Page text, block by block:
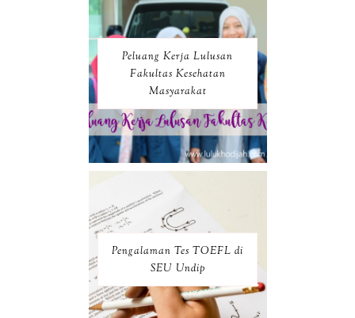
Peluang Kerja Lulusan
Fakultas Kesehatan
Masyarakat
Pengalaman Tes TOEFL di
SEU Undip